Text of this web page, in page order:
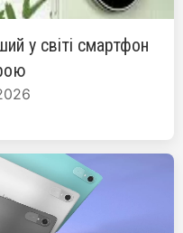
у світі смартфон